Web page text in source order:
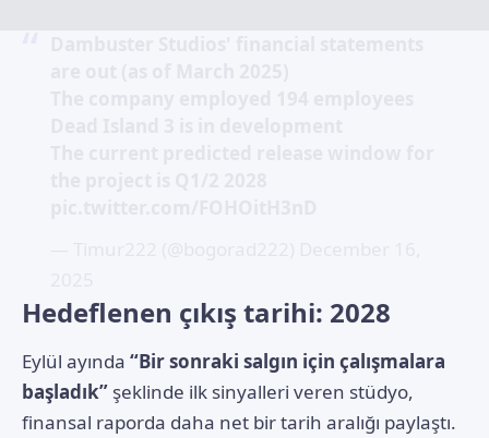
Hedeflenen çıkış tarihi: 2028
Eylül ayında “Bir sonraki salgın için çalışmalara
başladık” şeklinde ilk sinyalleri veren stüdyo,
finansal raporda daha net bir tarih aralığı paylaştı.